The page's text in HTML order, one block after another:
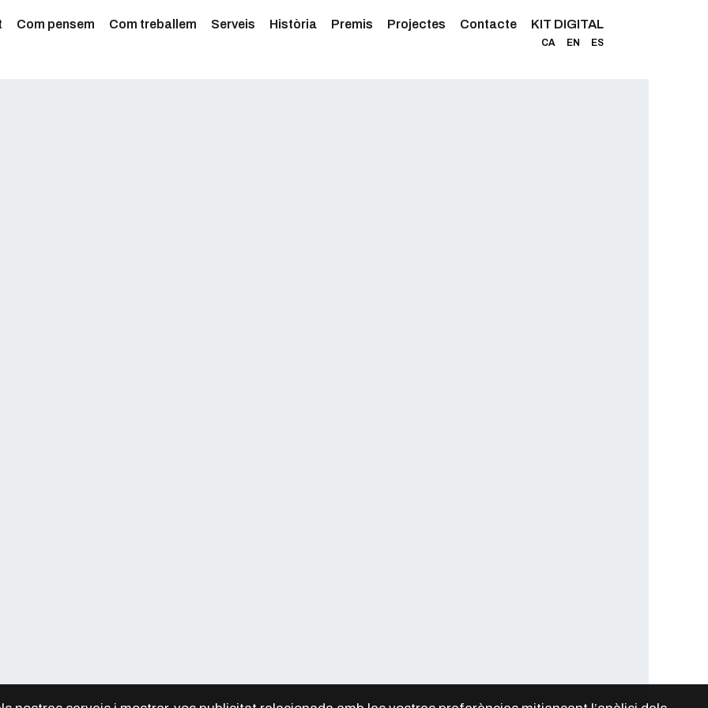
Com pensem Com treballem Serveis Història Premis Projectes Contacte KIT DIGITAL
CA EN ES